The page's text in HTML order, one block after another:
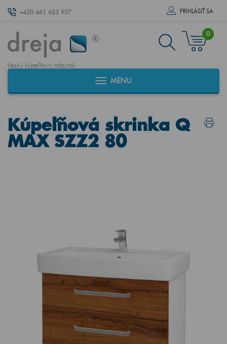
+420 461 653 937 PRIHLÁSIŤ SA
český kúpeľňový nábytok
0
MENU
Kúpeľňová skrinka Q
MAX SZZ2 80